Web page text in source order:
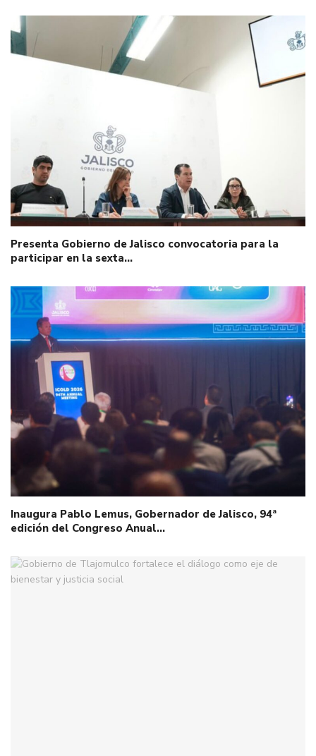
Presenta Gobierno de Jalisco convocatoria para la
participar en la sexta…
Inaugura Pablo Lemus, Gobernador de Jalisco, 94ª
edición del Congreso Anual…